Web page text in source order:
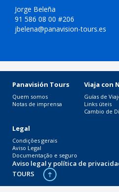
Jorge Beleña
91 586 08 00 #206
jbelena@panavision-tours.es
Panavisión Tours
Quem somos
Notas de imprensa
Viaja con
Guías de
Links úteis
Cambio de
Legal
Condições gerais
Aviso Legal
Documentação e seguro
Aviso legal y política de
TOURS